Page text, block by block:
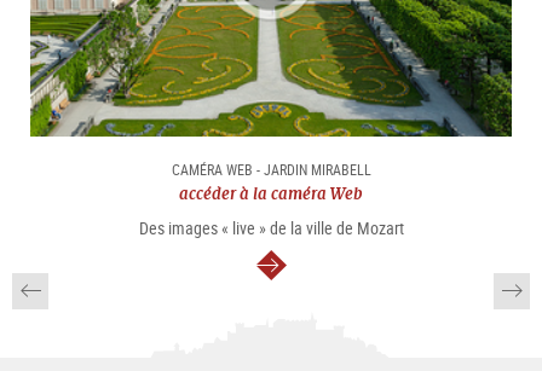
CAMÉRA WEB - JARDIN MIRABELL
accéder à la caméra Web
Des images « live » de la ville de Mozart
Continuer